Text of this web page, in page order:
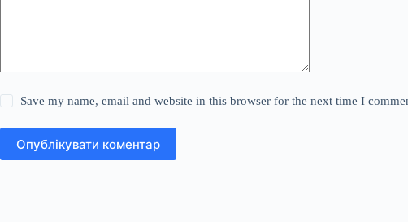
Save my name, email and website in this browser for the next time I
Опублікувати коментар